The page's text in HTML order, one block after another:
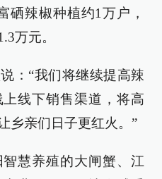
硒辣椒种植约1万户，
万元。
：“我们将继续提高辣
线下销售渠道，将高
乡亲们日子更红火。”
慧养殖的大闸蟹、江